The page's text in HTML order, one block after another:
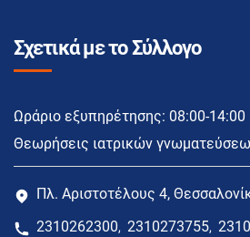
Σχετικά με το Σύλλογο
Ωράριο εξυπηρέτησης: 08:00-14:00
Θεωρήσεις ιατρικών
Πλ. Αριστοτέλους 4,
2310262300, 2310273755,